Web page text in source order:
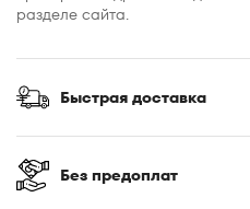
разделе сайта.
Быстрая доставка
Без предоплат